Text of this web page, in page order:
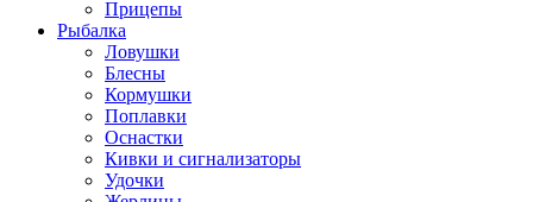
Прицепы
Рыбалка
Ловушки
Блесны
Кормушки
Поплавки
Оснастки
Кивки и сигнализаторы
Удочки